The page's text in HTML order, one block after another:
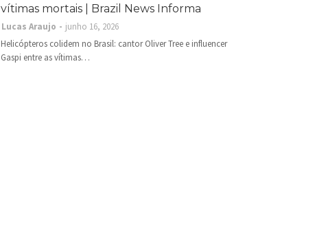
vítimas mortais | Brazil News Informa
Lucas Araujo
junho 16, 2026
Helicópteros colidem no Brasil: cantor Oliver Tree e influencer
Gaspi entre as vítimas…